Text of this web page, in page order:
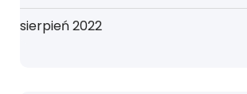
sierpień 2022